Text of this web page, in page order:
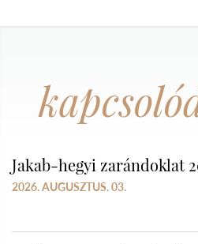
Jakab-hegyi zarándoklat
2026. AUGUSZTUS. 03.